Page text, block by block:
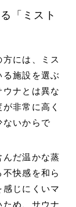
「ミスト
には、ミス
る施設を選ぶ
ナとは異な
非常に高く
ないからで
んだ温かな蒸
快感を和ら
じにくいマ
め、サウナ